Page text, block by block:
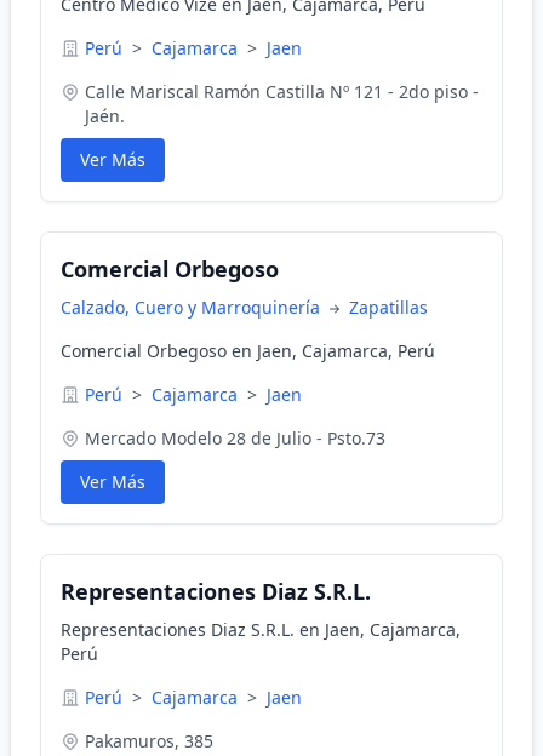
Perú > Cajamarca > Jaen
Calle Mariscal Ramón Castilla Nº 121 - 2do piso -
Jaén.
Ver Más
Comercial Orbegoso
Calzado, Cuero y Marroquinería
Zapatillas
Comercial Orbegoso en Jaen, Cajamarca, Perú
Perú > Cajamarca > Jaen
Mercado Modelo 28 de Julio - Psto.73
Ver Más
Representaciones Diaz S.R.L.
Representaciones Diaz S.R.L. en Jaen, Cajamarca,
Perú
Perú > Cajamarca > Jaen
Pakamuros, 385